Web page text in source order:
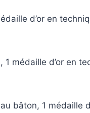
d’or en
1 médaille d’or en
bâton, 1 médaille